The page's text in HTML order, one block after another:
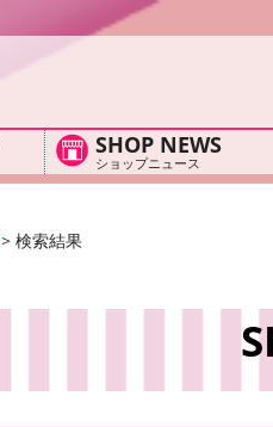
SHOP NEWS
ショップニュース
> 検索結果